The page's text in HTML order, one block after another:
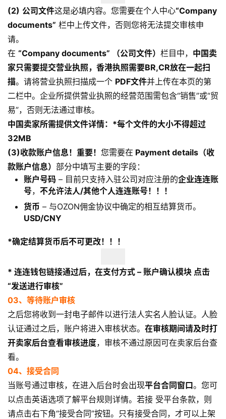
百
社
媒
营
销
跨
境
导
航
(2) 公司文件这是必填内容。您需要在个人中心“Company
documents” 栏中上传文件，否则您将无法提交审核申
请。
在 “Company documents” （公司文件） 栏目中， 中国卖
家只需要提交营业执照 ，香港执照需要BR,CR放在一起扫
描。请将营业执照扫描成一个 PDF文件并上传在本页的第
二栏中。企业所提供营业执照的经营范围需包含“销售”或“贸
易”，否则无法通过审核。
中国卖家所需提供文件详情： *每个文件的大小不得超过
32MB
(3)收款账户信息！ 重要！ 您需要在 Payment details（收
款账户信息） 部分中填写主要的字段：
账户号码 – 目前只支持入驻公司对应注册的企业连连账
号， 不允许法人/其他个人连连账号！！！
货币 – 与OZON佣金协议中确定的相互结算货币。
USD/CNY
*确定结算货币后不可更改！！！
* 连连钱包链接通过后，在支付方式 – 账户确认模块 点击
“发送进行审核”
03、等待账户审核
之后您将收到一封电子邮件以进行法人实名人脸认证。人脸
认证通过之后，账户将进入审核状态。 在审核期间请及时打
开卖家后台查看审核进度，审核不通过原因可在卖家后台查
看。
04、接受合同
当账号通过审核，在进入后台时会出现平台合同窗口。您可
以点击英语选项了解平台规则详情。若接 受平台条款，则
请点击右下角“接受合同”按钮。只有接受合同，才可以上架